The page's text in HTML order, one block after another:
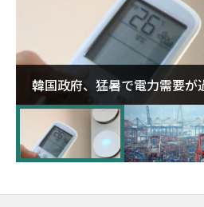
韓国政府、猛暑で電力需要が
に需給対応体制を点検